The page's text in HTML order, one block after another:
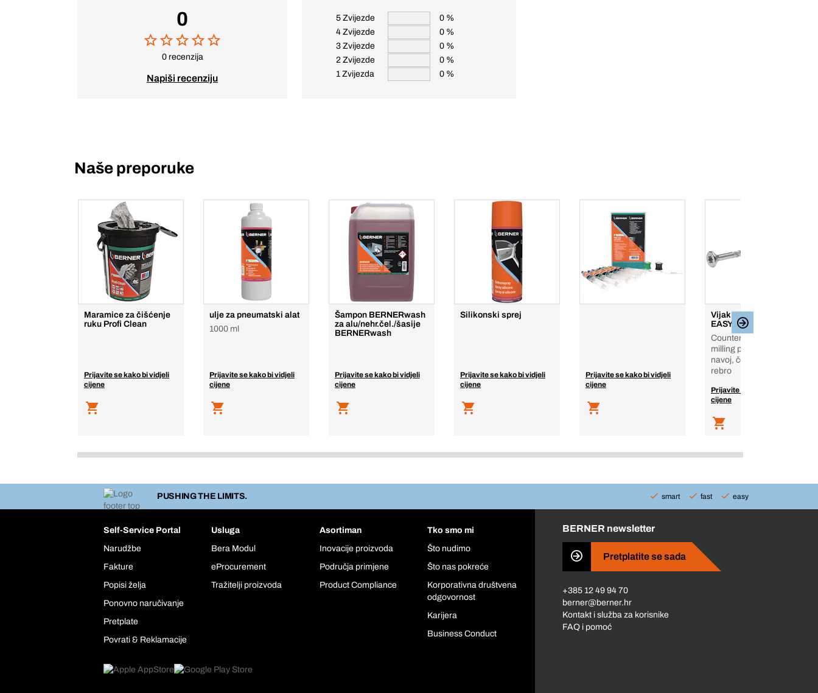
0
0 recenzija
Napiši recenziju
5 Zvijezde
0 %
4 Zvijezde
0 %
3 Zvijezde
0 %
2 Zvijezde
0 %
1 Zvijezda
0 %
Naše preporuke
Maramice za čišćenje
ruku Profi Clean
Prijavite se kako bi vidjeli
cijene
ulje za pneumatski alat
1000 ml
Prijavite se kako bi vidjeli
cijene
Šampon BERNERwash
za alu/nehr.čel./šasije
BERNERwash
Prijavite se kako bi vidjeli
cijene
Silikonski sprej
Prijavite se kako bi vidjeli
cijene
Prijavite se kako bi vidjeli
cijene
Vijak za ivericu
EASYfast WAVE plus
Countersunk head
milling pockets, TX, Polu
navoj, čelik, pocinčan,
rebro
Prijavite se kako bi vidjeli
cijene
PUSHING THE LIMITS. smart fast easy
Self-Service Portal
Narudžbe
Fakture
Popisi želja
Ponovno naručivanje
Pretplate
Povrati & Reklamacije
Usluga
Bera Modul
eProcurement
Tražitelji proizvoda
Asortiman
Inovacije proizvoda
Područja primjene
Product Compliance
Tko smo mi
Što nudimo
Što nas pokreće
Korporativna društvena
odgovornost
Karijera
Business Conduct
BERNER newsletter
Pretplatite se sada
+385 12 49 94 70
berner@berner.hr
Kontakt i služba za korisnike
FAQ i pomoć